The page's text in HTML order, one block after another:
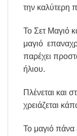
την καλύτερη
Το Σετ Μαγιό
μαγιό
παρέχει
ήλιου.
Πλένεται και
χρειάζεται
Το μαγιό πάνα